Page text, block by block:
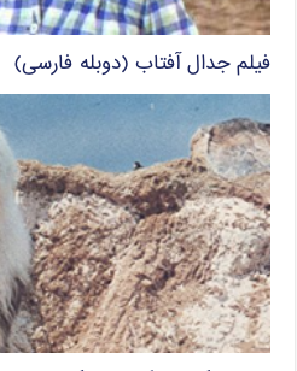
فیلم جدال آفتاب (دوبله فارسی)